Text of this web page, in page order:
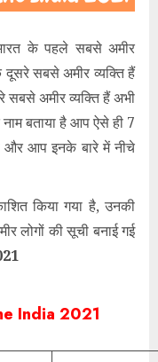
के पहले सबसे अमीर
दूसरे सबसे अमीर व्यक्ति हैं
सबसे अमीर व्यक्ति हैं अभी
बताया है आप ऐसे ही 7
आप इनके बारे में नीचे
किया गया है, उनकी
लोगों की सूची बनाई गई
India 2021